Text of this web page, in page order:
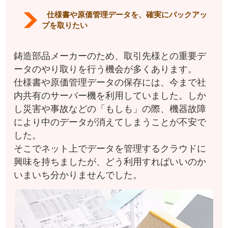
仕様書や原価管理データを、確実にバックアッ
プを取りたい
鋳造部品メーカーのため、取引先様との重要デ
ータのやり取りを行う機会が多くあります。
仕様書や原価管理データの保存には、今まで社
内共有のサーバー機を利用していました。しか
し災害や事故などの「もしも」の際、機器故障
により中のデータが消えてしまうことが不安で
した。
そこでネット上でデータを管理するクラウドに
興味を持ちましたが、どう利用すればいいのか
いまいち分かりませんでした。